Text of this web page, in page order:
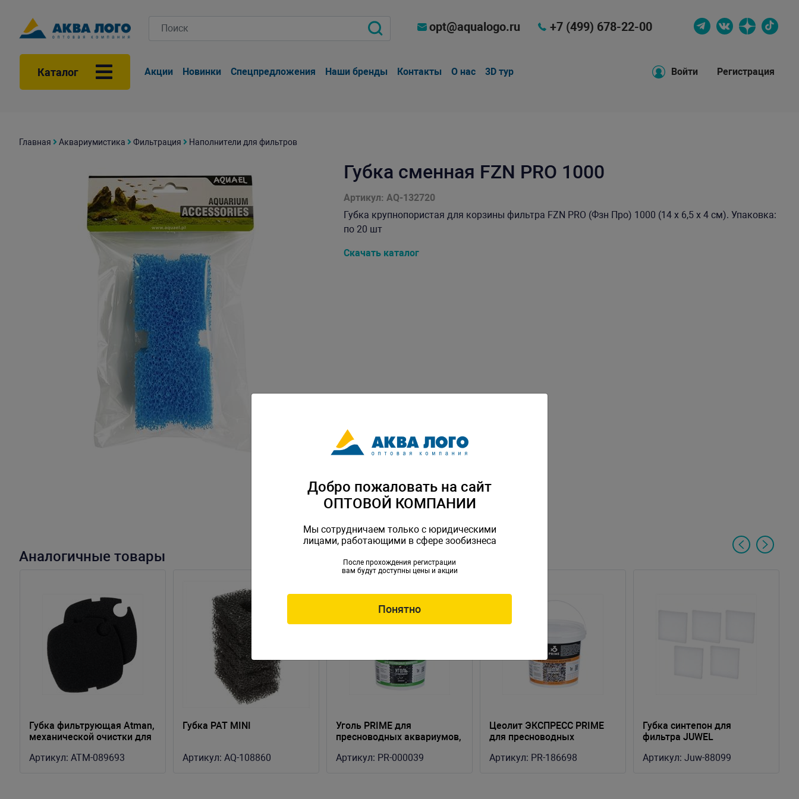
opt@aqualogo.ru +7 (499) 678-22-00
Каталог Акции Новинки Спецпредложения Наши бренды Контакты О нас 3D тур Войти Регистрация
Главная Аквариумистика Фильтрация Наполнители для фильтров
Губка сменная FZN PRO 1000
Артикул: AQ-132720
Губка крупнопористая для корзины фильтра FZN PRO (Фзн Про) 1000 (14 x 6,5 x 4 см). Упаковка:
по 20 шт
Скачать каталог
Аналогичные товары
Губка фильтрующая Atman,
механической очистки для
Артикул: ATM-089693
Губка PAT MINI
Артикул: AQ-108860
Уголь PRIME для
пресноводных аквариумов,
Артикул: PR-000039
Цеолит ЭКСПРЕСС PRIME
для пресноводных
Артикул: PR-186698
Губка синтепон для
фильтра JUWEL
Артикул: Juw-88099
Добро пожаловать на сайт
ОПТОВОЙ КОМПАНИИ
Мы сотрудничаем только с юридическими
лицами, работающими в сфере зообизнеса
После прохождения регистрации
вам будут доступны цены и акции
Понятно